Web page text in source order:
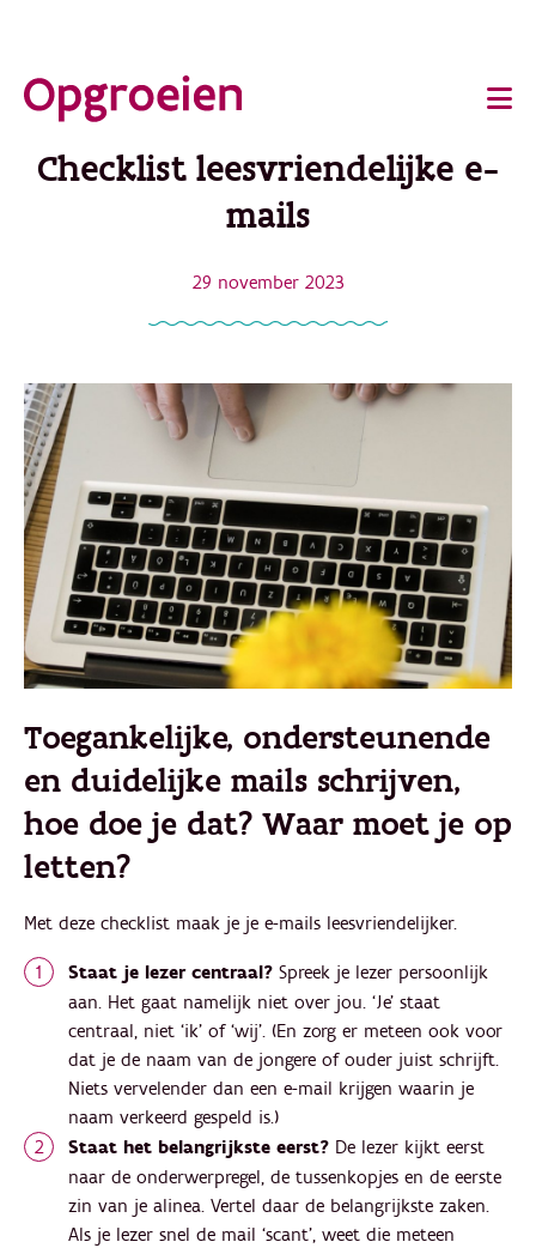
direct
hoofdinhoud
Main
navigation
Checklist leesvriendelijke e-
mails
29 november 2023
Toegankelijke, ondersteunende
en duidelijke mails schrijven,
hoe doe je dat? Waar moet je op
letten?
Met deze checklist maak je je e-mails leesvriendelijker.
Staat je lezer centraal? Spreek je lezer persoonlijk
aan. Het gaat namelijk niet over jou. ‘Je’ staat
centraal, niet ‘ik’ of ‘wij’. (En zorg er meteen ook voor
dat je de naam van de jongere of ouder juist schrijft.
Niets vervelender dan een e-mail krijgen waarin je
naam verkeerd gespeld is.)
Staat het belangrijkste eerst? De lezer kijkt eerst
naar de onderwerpregel, de tussenkopjes en de eerste
zin van je alinea. Vertel daar de belangrijkste zaken.
Als je lezer snel de mail ‘scant’, weet die meteen